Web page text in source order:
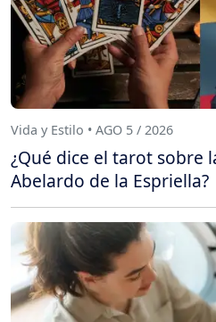
Vida y Estilo • AGO 5 / 2026
¿Qué dice el tarot sobre
Abelardo de la Espriella?